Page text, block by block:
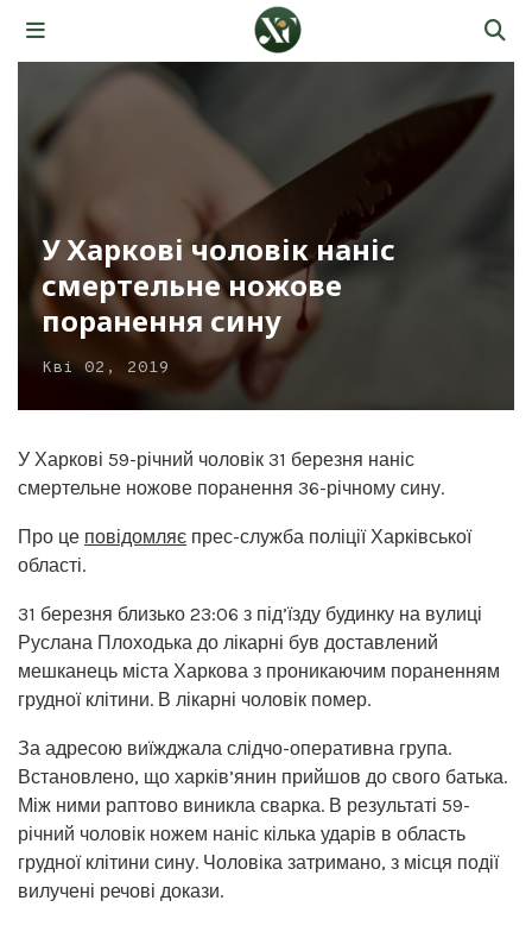
У Харкові чоловік наніс
смертельне ножове
поранення сину
Кві 02, 2019
У Харкові 59-річний чоловік 31 березня наніс
смертельне ножове поранення 36-річному сину.
Про це повідомляє прес-служба поліції Харківської
області.
31 березня близько 23:06 з під’їзду будинку на вулиці
Руслана Плоходька до лікарні був доставлений
мешканець міста Харкова з проникаючим пораненням
грудної клітини. В лікарні чоловік помер.
За адресою виїжджала слідчо-оперативна група.
Встановлено, що харків’янин прийшов до свого батька.
Між ними раптово виникла сварка. В результаті 59-
річний чоловік ножем наніс кілька ударів в область
грудної клітини сину. Чоловіка затримано, з місця події
вилучені речові докази.